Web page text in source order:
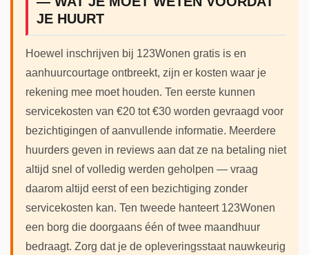
JE HUURT
Hoewel inschrijven bij 123Wonen gratis is en
aanhuurcourtage ontbreekt, zijn er kosten waar je
rekening mee moet houden. Ten eerste kunnen
servicekosten van €20 tot €30 worden gevraagd voor
bezichtigingen of aanvullende informatie. Meerdere
huurders geven in reviews aan dat ze na betaling niet
altijd snel of volledig werden geholpen — vraag
daarom altijd eerst of een bezichtiging zonder
servicekosten kan. Ten tweede hanteert 123Wonen
een borg die doorgaans één of twee maandhuur
bedraagt. Zorg dat je de opleveringsstaat nauwkeurig